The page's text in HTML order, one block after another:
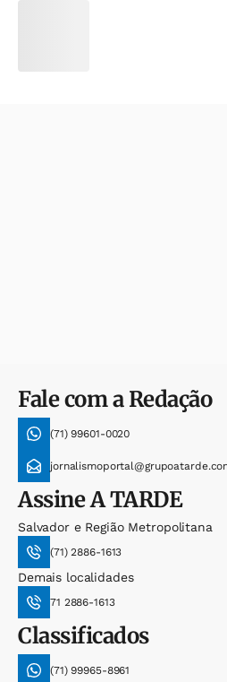
Fale com a Redação
(71) 99601-0020
AssineA TARDE
Salvador e Região Metropolitana
(71) 2886-1613
Demais localidades
71 2886-1613
Classificados
(71) 99965-8961